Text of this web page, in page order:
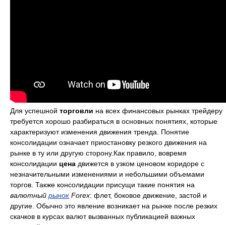
Для успешной торговли на всех финансовых рынках трейдеру
требуется хорошо разбираться в основных понятиях, которые
характеризуют изменения движения тренда. Понятие
консолидации означает приостановку резкого движения на
рынке в ту или другую сторону.Как правило, вовремя
консолидации цена движется в узком ценовом коридоре с
незначительными изменениями и небольшими объемами
торгов. Также консолидации присущи такие понятия на
валютный рынок Forex: флет, боковое движение, застой и
другие. Обычно это явление возникает на рынке после резких
скачков в курсах валют вызванных публикацией важных